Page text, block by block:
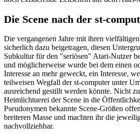
Die Scene nach der st-
Die vergangenen Jahre mit ihren
sicherlich dazu beigetragen, diesen
Subkultur für den "seriösen" Atari-Nutzer
und möglicherweise wurde bei dem einen
Interesse an mehr geweckt, ein Interesse,
teilweisen Wegfall der st-computer unter
ausreichend gestillt werden könnte. Nicht
Heimlichtuerei der Scene in die
Pseudonymen bekannte Scene-Größen
breiteren Masse und machten ihr die
nachvollziehbar.